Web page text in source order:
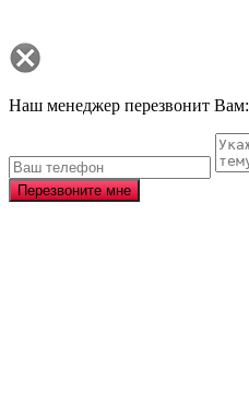
Наш менеджер перезвонит Вам:
Перезвоните мне